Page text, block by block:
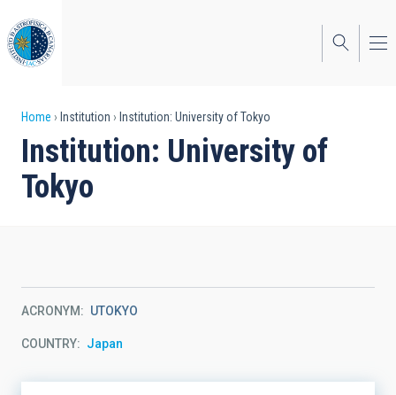
to
main
content
Breadcrumb
Home Institution Institution: University of Tokyo
Institution: University of
Tokyo
ACRONYM UTOKYO
COUNTRY Japan